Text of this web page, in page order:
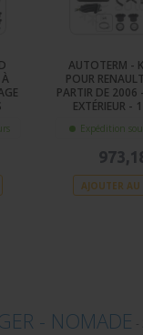
À
AUTOTERM -
POUR
PARTIR DE 2006
EXTÉRIEUR -
Expédition
AJOUTER AU
- NOMADE